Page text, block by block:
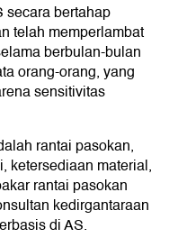
secara bertahap
telah memperlambat
berbulan-bulan
orang-orang, yang
sensitivitas
rantai pasokan,
ketersediaan material,
rantai pasokan
kedirgantaraan
di AS.